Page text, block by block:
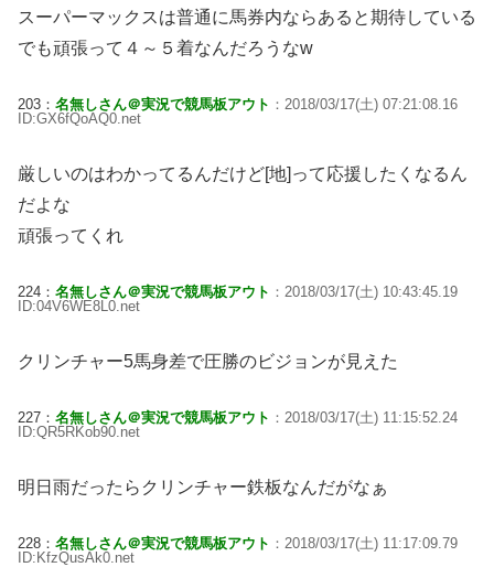
スーパーマックスは普通に馬券内ならあると期待している
でも頑張って４～５着なんだろうなw
203： 名無しさん＠実況で競馬板アウト ：2018/03/17(土) 07:21:08.16
ID:GX6fQoAQ0.net
厳しいのはわかってるんだけど[地]って応援したくなるん
だよな
頑張ってくれ
224： 名無しさん＠実況で競馬板アウト ：2018/03/17(土) 10:43:45.19
ID:04V6WE8L0.net
クリンチャー5馬身差で圧勝のビジョンが見えた
227： 名無しさん＠実況で競馬板アウト ：2018/03/17(土) 11:15:52.24
ID:QR5RKob90.net
明日雨だったらクリンチャー鉄板なんだがなぁ
228： 名無しさん＠実況で競馬板アウト ：2018/03/17(土) 11:17:09.79
ID:KfzQusAk0.net